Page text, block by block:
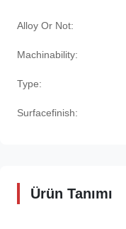
Alloy Or Not:
Machinability:
Type:
Surfacefinish:
Ürün Tanımı